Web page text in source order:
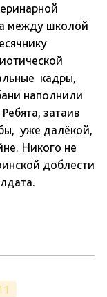
между школой
кадры,
наполнили
затаив
уже далёкой,
Никого не
доблести